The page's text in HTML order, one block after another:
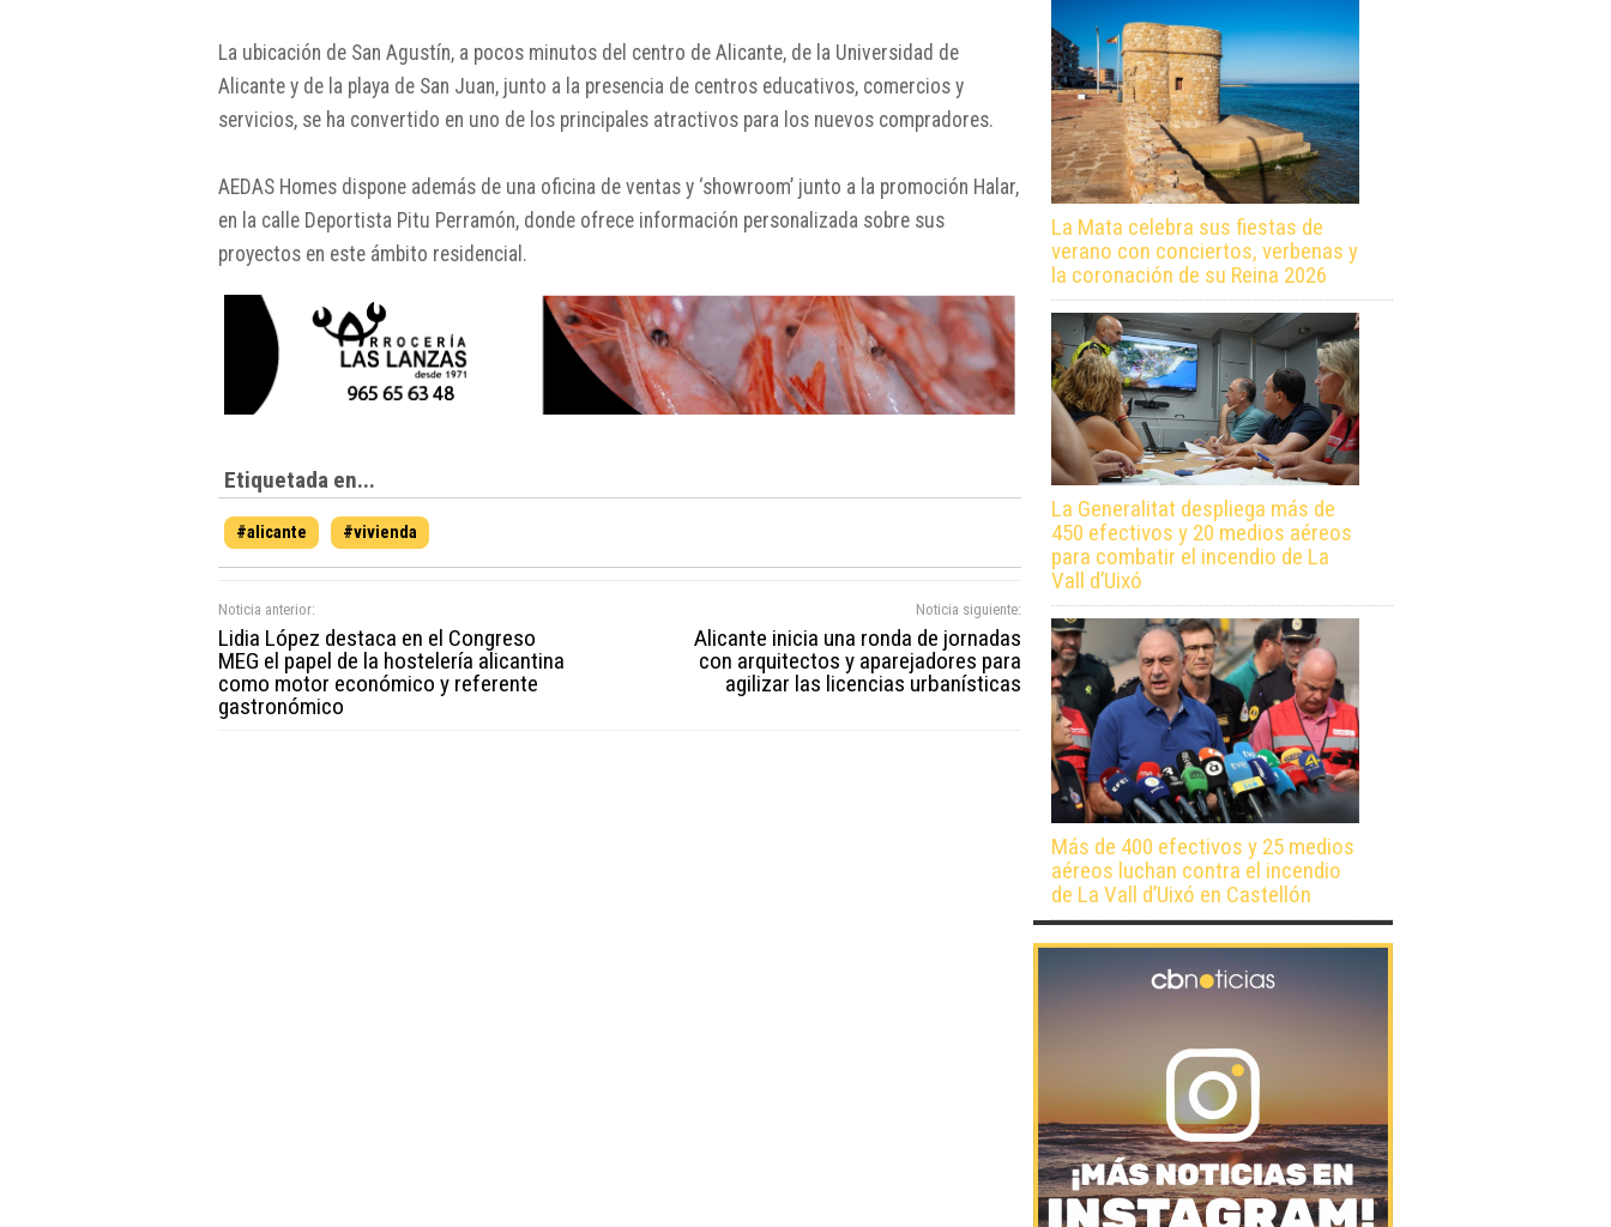
La ubicación de San Agustín, a pocos minutos del centro de Alicante, de la Universidad de
Alicante y de la playa de San Juan, junto a la presencia de centros educativos, comercios y
servicios, se ha convertido en uno de los principales atractivos para los nuevos compradores.
AEDAS Homes dispone además de una oficina de ventas y ‘showroom’ junto a la promoción Halar,
en la calle Deportista Pitu Perramón, donde ofrece información personalizada sobre sus
proyectos en este ámbito residencial.
Etiquetada en...
#alicante #vivienda
Noticia anterior:
Lidia López destaca en el Congreso
MEG el papel de la hostelería alicantina
como motor económico y referente
gastronómico
Noticia siguiente:
Alicante inicia una ronda de jornadas
con arquitectos y aparejadores para
agilizar las licencias urbanísticas
La Mata celebra sus fiestas de
verano con conciertos, verbenas y
la coronación de su Reina 2026
La Generalitat despliega más de
450 efectivos y 20 medios aéreos
para combatir el incendio de La
Vall d’Uixó
Más de 400 efectivos y 25 medios
aéreos luchan contra el incendio
de La Vall d’Uixó en Castellón